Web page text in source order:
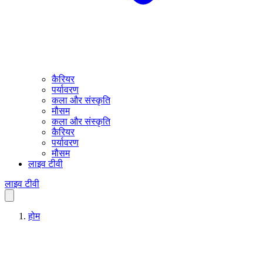
कैरियर
पर्यावरण
कला और संस्कृति
मौसम
कला और संस्कृति
कैरियर
पर्यावरण
मौसम
लाइव टीवी
लाइव टीवी
होम